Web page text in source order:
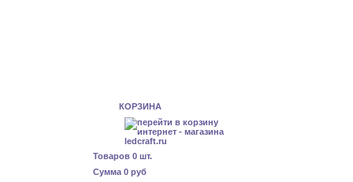
КОРЗИНА
Товаров 0 шт.
Сумма 0 руб